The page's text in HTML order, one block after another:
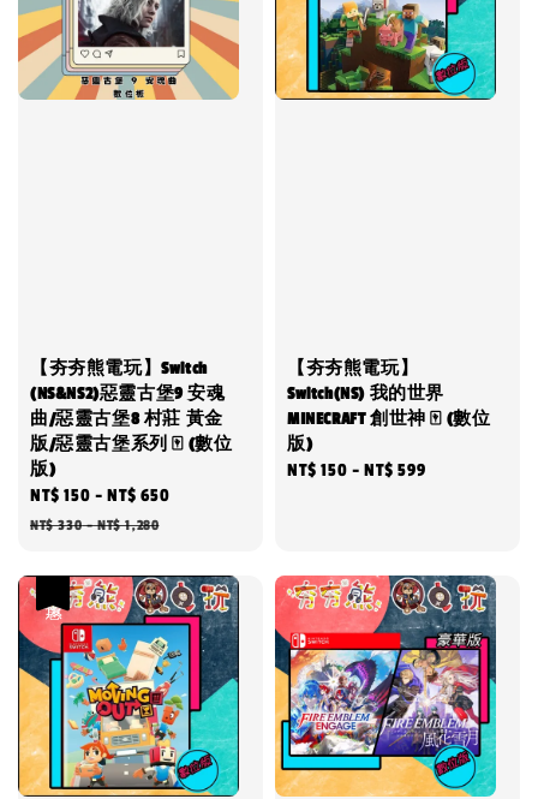
【夯夯熊電玩】Switch
(NS&NS2)惡靈古堡9 安魂
曲/惡靈古堡8 村莊 黃金
版/惡靈古堡系列 🀄 (數位
版)
Sale
price
NT$ 150 -NT$ 650
NT$ 330-NT$ 1,280
【夯夯熊電玩】
Switch(NS) 我的世界
MINECRAFT 創世神 🀄 (數位
版)
Regular
NT$ 150 -NT$ 599